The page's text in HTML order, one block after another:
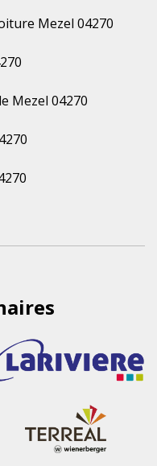
Mezel 04270
Mezel 04270